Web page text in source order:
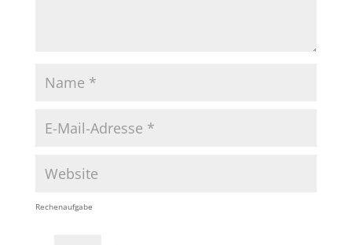
Rechenaufgabe